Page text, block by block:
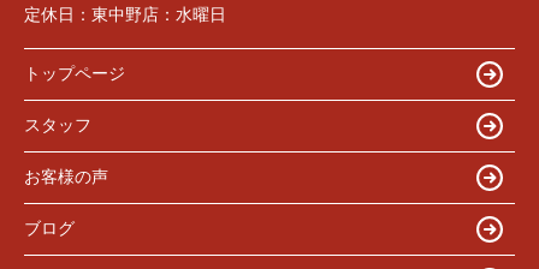
定休日： 東中野店：水曜日
トップページ
スタッフ
お客様の声
ブログ